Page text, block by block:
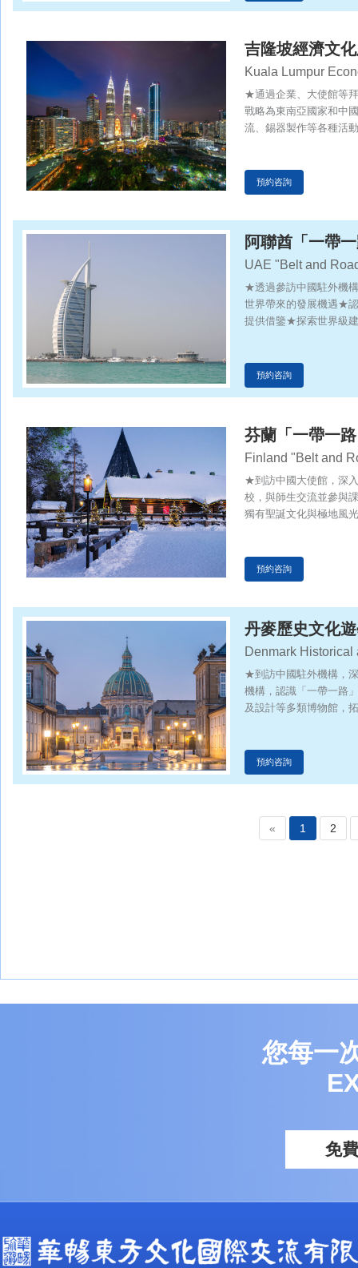
吉隆坡經濟文
Kuala Lumpur
Exchange Tour
★通過企業、大使館等
戰略為東南亞國家和中
流、錫器製作等各種活
預約咨詢
阿聯酋「一帶
UAE "Belt and
★透過參訪中國駐外機
世界帶來的發展機遇★
提供借鑒★探索世界級
預約咨詢
芬蘭「一帶一
Finland "Belt and
★到訪中國大使館，深
校，與師生交流並參與
獨有聖誕文化與極地風
預約咨詢
丹麥歷史文化
Denmark Historical
★到訪中國駐外機構，
機構，認識「一帶一路
及設計等多類博物館，
預約咨詢
« 1 2
您每一
免